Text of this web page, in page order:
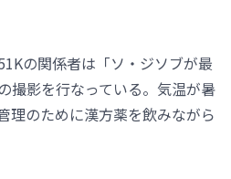
の関係者は「ソ・ジソブが最
撮影を行なっている。気温が暑
理のために漢方薬を飲みながら